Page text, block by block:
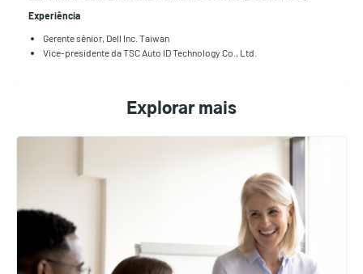
Experiência
Gerente sênior, Dell Inc. Taiwan
Vice-presidente da TSC Auto ID Technology Co., Ltd.
Explorar mais